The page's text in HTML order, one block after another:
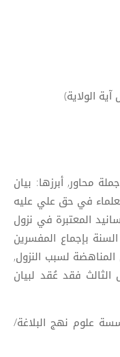
الولاية)
محاور, أبرزها: بيان
في حق علي عليه
المعتبرة في نزول
بإجماع المفسرين
لسبب النزول,
الثالث فقد عُقد لبيان
علوم نهج البلاغة/